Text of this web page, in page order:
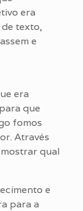
era
texto,
e
era
que
fomos
Através
qual
e
para a